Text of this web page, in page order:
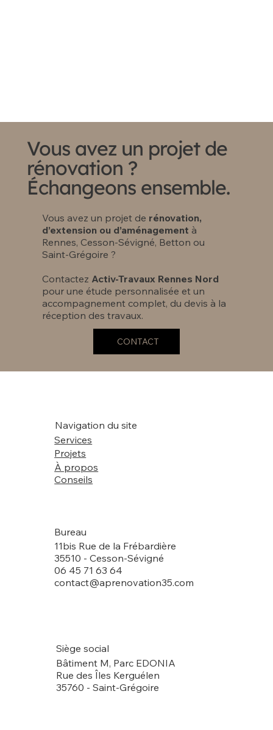
Vous avez un projet de
rénovation ?
Échangeons ensemble.
Vous avez un projet de rénovation,
d’extension ou d’aménagement à
Rennes, Cesson-Sévigné, Betton ou
Saint-Grégoire ?
Contactez Activ-Travaux Rennes Nord
pour une étude personnalisée et un
accompagnement complet, du devis à la
réception des travaux.
CONTACT
Navigation du site
Services
Projets
À propos
Conseils
Bureau
11bis Rue de la Frébardière
35510 - Cesson-Sévigné
06 45 71 63 64
contact@aprenovation35.com
Siège social
Bâtiment M, Parc EDONIA
Rue des Îles Kerguélen
35760 - Saint-Grégoire